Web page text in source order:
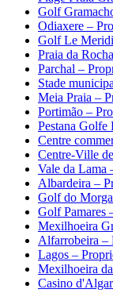
Golf
Odiaxere –
Golf Le
Praia da
Parchal –
Stade
Meia Praia –
Portimão –
Pestana Golfe
Centre
Centre-Ville
Vale da Lama
Albardeira –
Golf do
Golf Pamares
Mexilhoeira
Alfarrobeira –
Lagos –
Mexilhoeira
Casino